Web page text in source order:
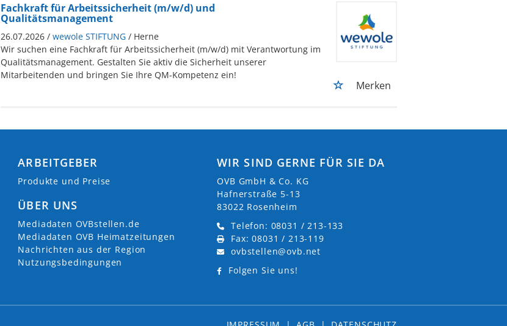
Fachkraft für Arbeitssicherheit (m/w/d) und
Qualitätsmanagement
26.07.2026 / wewole STIFTUNG / Herne
Wir suchen eine Fachkraft für Arbeitssicherheit (m/w/d) mit Verantwortung im
Qualitätsmanagement. Gestalten Sie aktiv die Sicherheit unserer
Mitarbeitenden und bringen Sie Ihre QM-Kompetenz ein!
Merken
ARBEITGEBER
Produkte und Preise
ÜBER UNS
Mediadaten OVBstellen.de
Mediadaten OVB Heimatzeitungen
Nachrichten aus der Region
Nutzungsbedingungen
WIR SIND GERNE FÜR SIE DA
OVB GmbH & Co. KG
Hafnerstraße 5-13
83022 Rosenheim
Telefon: 08031 / 213-133
Fax: 08031 / 213-119
ovbstellen@ovb.net
Folgen Sie uns!